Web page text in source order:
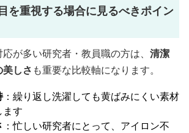
を重視する場合に見るべきポイン
が多い研究者・教員職の方は、 清潔
しさ も重要な比較軸になります。
：繰り返し洗濯しても黄ばみにくい素材
ます
：忙しい研究者にとって、アイロン不